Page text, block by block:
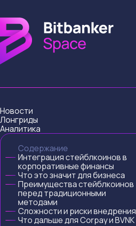
Новости
Лонгриды
Аналитика
Содержание
Интеграция стейблкоинов в
корпоративные финансы
Что это значит для бизнеса
Преимущества стейблкоинов
перед традиционными
методами
Сложности и риски внедрения
Что дальше для Corpay и BVNK